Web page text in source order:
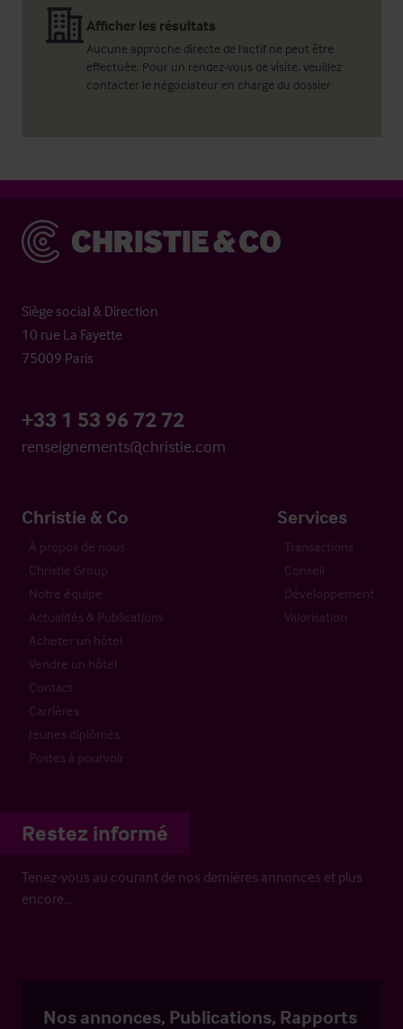
Afficher les résultats
Aucune approche directe de l'actif ne peut être
effectuée. Pour un rendez-vous de visite, veuillez
contacter le négociateur en charge du dossier
Christie & Co
Siège social & Direction
10 rue La Fayette
75009 Paris
+33 1 53 96 72 72
renseignements@christie.com
Christie & Co
À propos de nous
Christie Group
Notre équipe
Actualités & Publications
Acheter un hôtel
Vendre un hôtel
Contact
Carrières
Jeunes diplômés
Postes à pourvoir
Services
Transactions
Conseil
Développement
Valorisation
Restez informé
Tenez-vous au courant de nos dernières annonces et plus
encore…
Nos annonces, Publications, Rapports